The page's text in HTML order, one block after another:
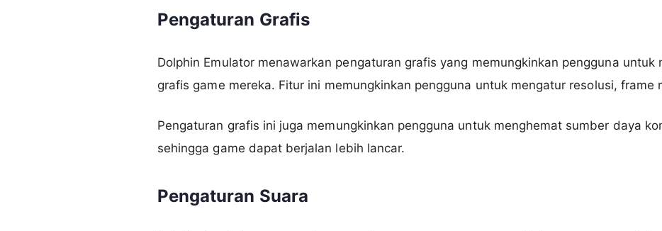
Pengaturan Grafis
Dolphin Emulator menawarkan pengaturan grafis yang memungkinkan pengguna untuk
grafis game mereka. Fitur ini memungkinkan pengguna untuk mengatur resolusi, frame
Pengaturan grafis ini juga memungkinkan pengguna untuk menghemat sumber daya
sehingga game dapat berjalan lebih lancar.
Pengaturan Suara